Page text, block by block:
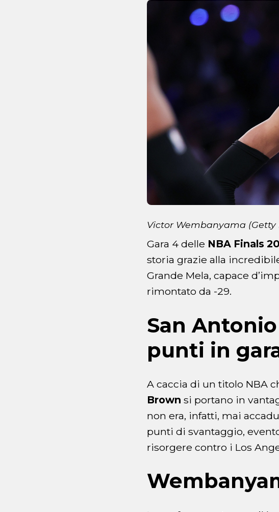
Victor Wembanyama (Getty
Gara 4 delle NBA Finals
storia grazie alla
Grande Mela, capace
rimontato da -29.
San
punti in
A caccia di un titolo NBA
Brown si portano in
non era, infatti, mai
punti di svantaggio,
risorgere contro i Los